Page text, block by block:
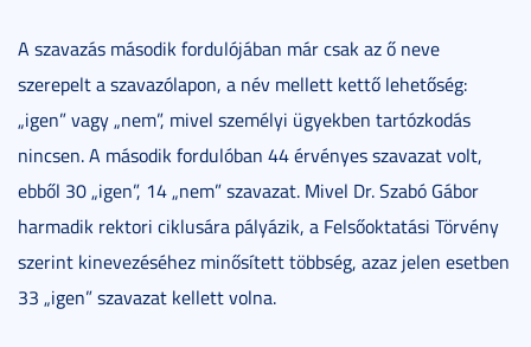
A szavazás második fordulójában már csak az ő neve
szerepelt a szavazólapon, a név mellett kettő lehetőség:
„igen” vagy „nem”, mivel személyi ügyekben tartózkodás
nincsen. A második fordulóban 44 érvényes szavazat volt,
ebből 30 „igen”, 14 „nem” szavazat. Mivel Dr. Szabó Gábor
harmadik rektori ciklusára pályázik, a Felsőoktatási Törvény
szerint kinevezéséhez minősített többség, azaz jelen esetben
33 „igen” szavazat kellett volna.